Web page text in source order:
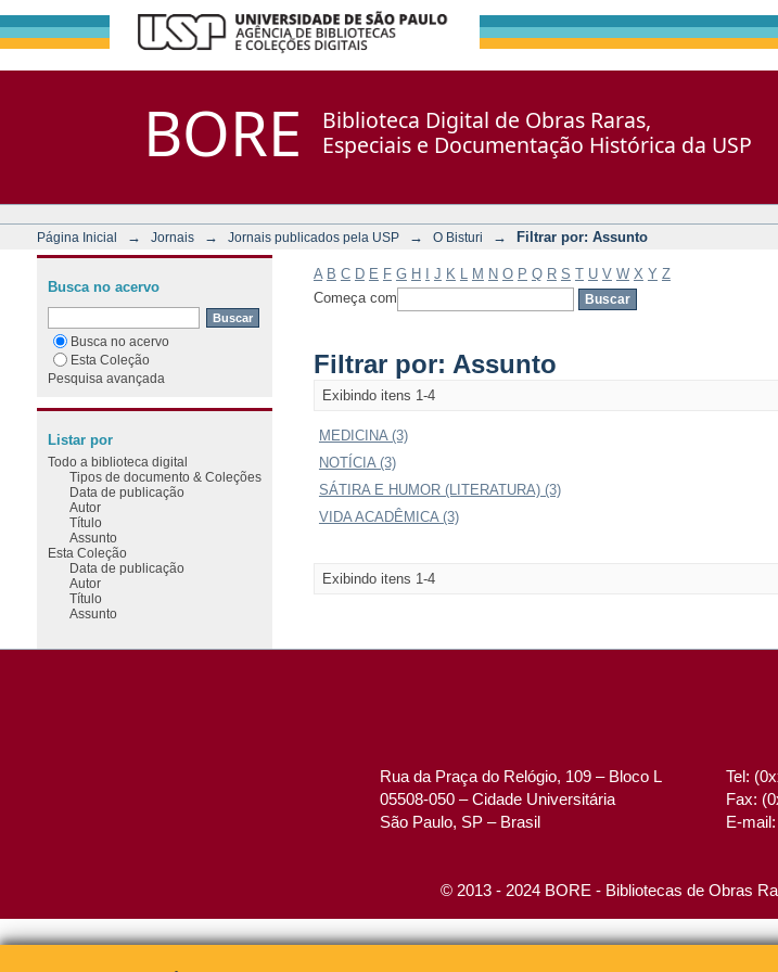
BORE
Biblioteca Digital de Obras Raras,
Especiais e Documentação Histórica da USP
Página Inicial → Jornais → Jornais publicados pela USP → O Bisturi → Filtrar por: Assunto
A B C D E F G H J K M N O P Q R S T U V W X Y Z
Começa com
Filtrar por: Assunto
Exibindo itens 1-4
MEDICINA (3)
NOTÍCIA (3)
SÁTIRA E HUMOR (LITERATURA) (3)
VIDA ACADÊMICA (3)
Exibindo itens 1-4
Busca no acervo
Busca no acervo
Esta Coleção
Pesquisa avançada
Listar por
Todo a biblioteca digital
Tipos de documento & Coleções
Data de publicação
Autor
Título
Assunto
Esta Coleção
Data de publicação
Autor
Título
Assunto
Rua da Praça do Relógio, 109 – Bloco L
05508-050 – Cidade Universitária
São Paulo, SP – Brasil
Tel:
Fax:
E-
© 2013 - 2024 BORE - Bibliotecas de Obras